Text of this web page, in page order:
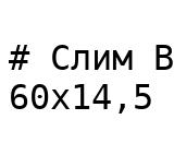
# Слим
60х14,5